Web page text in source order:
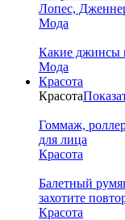
Лопес,
Мода
Какие джинсы
Мода
Красота
Красота
Гоммаж,
для лица
Красота
Балетный
захотите
Красота